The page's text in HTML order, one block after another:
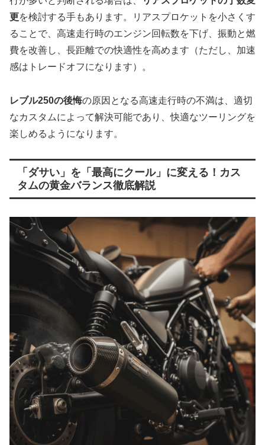
更を検討する手もあります。リアスプロケットを小さくす
ることで、高速走行時のエンジン回転数を下げ、振動と燃
費を改善し、長距離での快適性を高めます（ただし、加速
感はトレードオフになります）。
レブル250の後悔の原因となる高速走行時の不満は、適切
なカスタムによって解決可能であり、快適なツーリングを
楽しめるようになります。
「ダサい」を「最高にクール」に変える！カス
タムの黄金バランス徹底解説